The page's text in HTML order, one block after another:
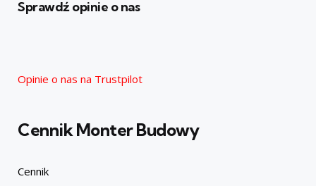
Sprawdź opinie o nas
Opinie o nas na Trustpilot
Cennik Monter Budowy
Cennik